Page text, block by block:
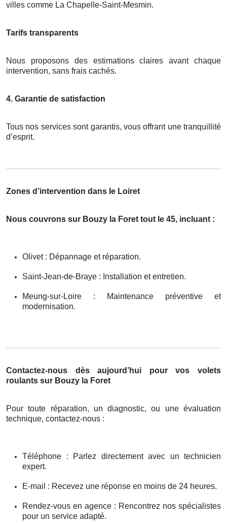
villes comme La Chapelle-Saint-Mesmin.
Tarifs transparents
Nous proposons des estimations claires avant chaque
intervention, sans frais cachés.
4. Garantie de satisfaction
Tous nos services sont garantis, vous offrant une tranquillité
d’esprit.
Zones d’intervention dans le Loiret
Nous couvrons sur Bouzy la Foret tout le 45, incluant :
Olivet : Dépannage et réparation.
Saint-Jean-de-Braye : Installation et entretien.
Meung-sur-Loire : Maintenance préventive et
modernisation.
Contactez-nous dès aujourd’hui pour vos volets
roulants sur Bouzy la Foret
Pour toute réparation, un diagnostic, ou une évaluation
technique, contactez-nous :
Téléphone : Parlez directement avec un technicien
expert.
E-mail : Recevez une réponse en moins de 24 heures.
Rendez-vous en agence : Rencontrez nos spécialistes
pour un service adapté.